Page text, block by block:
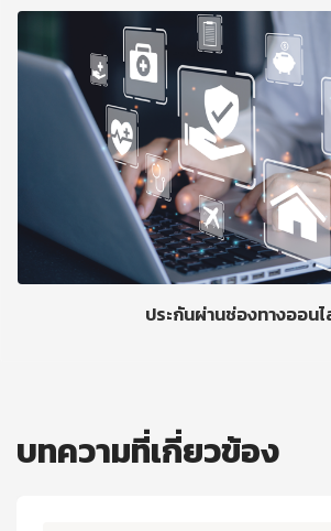
ประกันผ่านช่องทางออน
บทความที่เกี่ยวข้อง